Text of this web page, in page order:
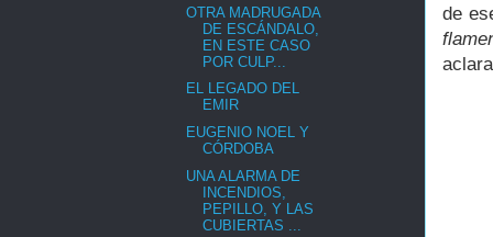
de
OTRA MADRUGADA
DE ESCÁNDALO,
EN ESTE CASO
POR CULP...
EL LEGADO DEL
EMIR
EUGENIO NOEL Y
CÓRDOBA
UNA ALARMA DE
INCENDIOS,
PEPILLO, Y LAS
CUBIERTAS ...